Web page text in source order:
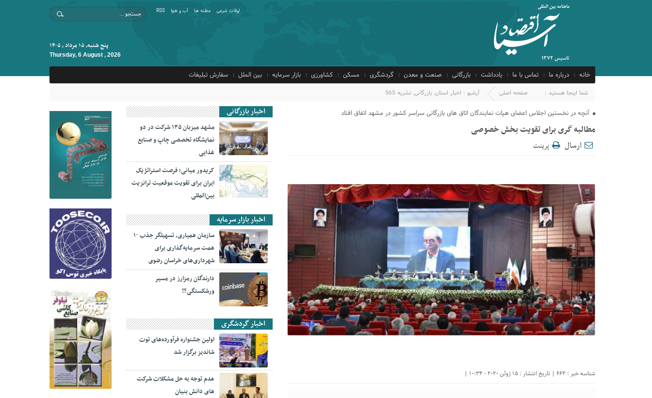
RSS آب و هوا مظنه ها اوقات شرعی
پنج شنبه, ۱۵ مرداد , ۱۴۰۵
Thursday, 6 August , 2026
خانه درباره ما تماس با ما یادداشت بازرگانی صنعت و معدن گردشگری مسکن کشاورزی بازار سرمایه بین الملل سفارش تبلیغات
شما اینجا هستید : صفحه اصلی آرشیو : اخبار استان, بازرگانی, نشریه 565
آنچه در نخستین اجلاس اعضای هیات نمایندگان اتاق های بازرگانی سراسر کشور در مشهد اتفاق افتاد
مطالبه گری برای تقویت بخش خصوصی
ارسال
پرینت
شناسه خبر : 664 | تاریخ انتشار : 15 ژوئن 2020 - 10:34 |
اخبار بازرگانی
مشهد میزبان ۱۳۵ شرکت در دو
نمایشگاه تخصصی چاپ و صنایع
غذایی
کریدور میانی؛ فرصت استراتژیک
ایران برای تقویت موقعیت ترانزیت
بین‌المللی
اخبار بازار سرمایه
سازمان همیاری، تسهیلگر جذب ۱۰
همت سرمایه‌گذاری برای
شهرداری‌های خراسان رضوی
دارندگان رمزارز در مسیر
ورشکستگی؟!
اخبار گردشگری
اولین جشنواره فرآورده‌های توت
شاندیز برگزار شد
عدم توجه به حل مشکلات شرکت
های دانش بنیان